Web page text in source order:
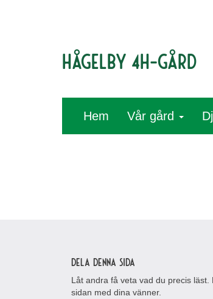
Hågelby 4H-gård
Hem Vår gård
Dela denna sida
Låt andra få veta vad du precis läst.
sidan med dina vänner.